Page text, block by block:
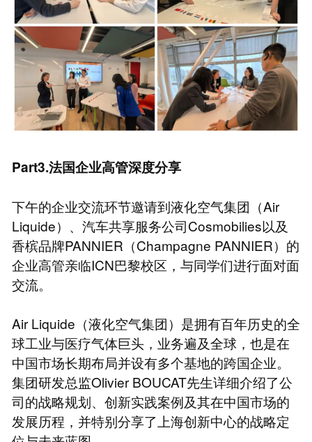
Part3.法国企业高管深度分享
下午的企业交流环节邀请到液化空气集团（Air
Liquide）、汽车共享服务公司Cosmobilies以及
香槟品牌PANNIER（Champagne PANNIER）的
企业高管亲临ICN巴黎校区，与同学们进行面对面
交流。
Air Liquide（液化空气集团）是拥有百年历史的全
球工业与医疗气体巨头，业务遍及全球，也是在
中国市场长期布局并设有多个基地的跨国企业。
集团研发总监Olivier BOUCAT先生详细介绍了公
司的战略规划、创新实践案例及其在中国市场的
发展历程，并特别分享了上海创新中心的战略定